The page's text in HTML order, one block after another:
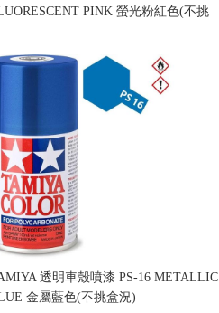
PINK 螢光粉紅色(不挑
價:160
透明車殼噴漆 PS-16 METALLIC
金屬藍色(不挑盒況)